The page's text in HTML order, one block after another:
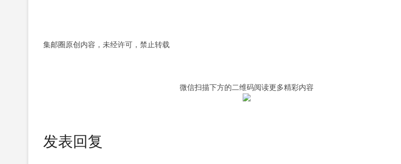
集邮圈原创内容，未经许可，禁止转载
微信扫描下方的二维码阅读更多精彩内容
发表回复